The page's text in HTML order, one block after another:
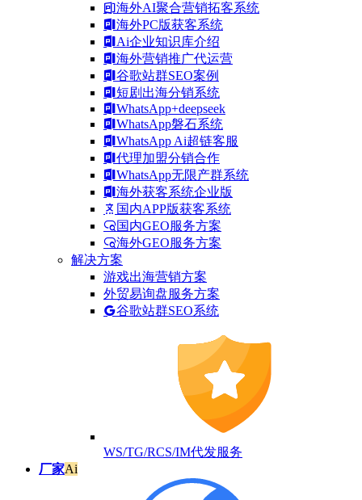
海外AI聚合营销拓客系统
海外PC版获客系统
Ai企业知识库介绍
海外营销推广代运营
谷歌站群SEO案例
短剧出海分销系统
WhatsApp+deepseek
WhatsApp磐石系统
WhatsApp Ai超链客服
代理加盟分销合作
WhatsApp无限产群系统
海外获客系统企业版
国内APP版获客系统
国内GEO服务方案
海外GEO服务方案
解决方案
游戏出海营销方案
外贸易询盘服务方案
谷歌站群SEO系统
WS/TG/RCS/IM代发服务
厂家Ai